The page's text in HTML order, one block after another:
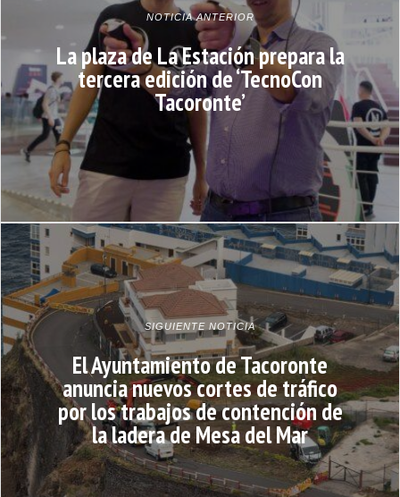
NOTICIA ANTERIOR
La plaza de La Estación prepara la
tercera edición de ‘TecnoCon
Tacoronte’
SIGUIENTE NOTICIA
El Ayuntamiento de Tacoronte
anuncia nuevos cortes de tráfico
por los trabajos de contención de
la ladera de Mesa del Mar